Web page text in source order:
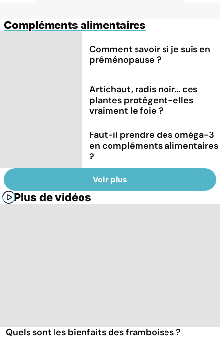
Compléments alimentaires
Comment savoir si je suis en
préménopause ?
Artichaut, radis noir... ces
plantes protègent-elles
vraiment le foie ?
Faut-il prendre des oméga-3
en compléments alimentaires
?
Voir plus
Plus de vidéos
Quels sont les bienfaits des framboises ?